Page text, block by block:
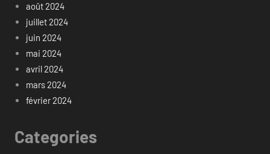
août 2024
juillet 2024
juin 2024
mai 2024
avril 2024
mars 2024
février 2024
Categories